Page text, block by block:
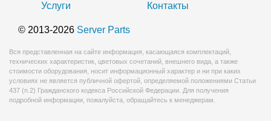
Услуги
Контакты
© 2013-2026 Server Parts
Вся представленная на сайте информация, касающаяся комплектаций,
технических характеристик, цветовых сочетаний, внешнего вида, а также
стоимости оборудования, носит информационный характер и ни при каких
условиях не является публичной офертой, определяемой положениями Статьи
437 (п.2) Гражданского кодекса Российской Федерации. Для получения
подробной информации, пожалуйста, обращайтесь к менеджерам.